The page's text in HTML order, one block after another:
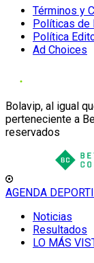
Términos y
Políticas de
Política
Ad Choices
Bolavip, al igual
perteneciente a
reservados
AGENDA
Noticias
Resultados
LO MÁS